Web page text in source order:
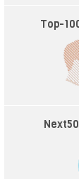
Top-